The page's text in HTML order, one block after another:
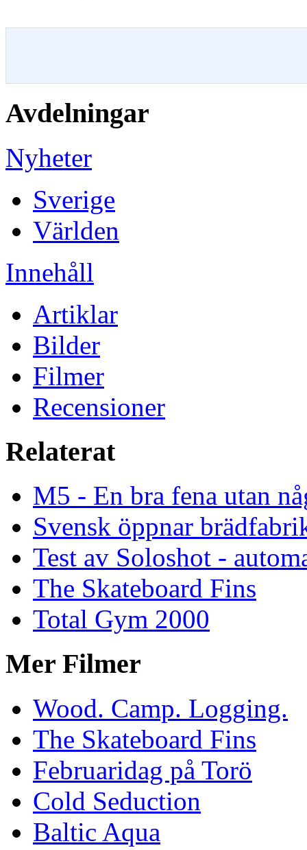
Avdelningar
Nyheter
Sverige
Världen
Innehåll
Artiklar
Bilder
Filmer
Recensioner
Relaterat
M5 - En bra fena utan
Svensk öppnar
Test av Soloshot -
The Skateboard Fins
Total Gym 2000
Mer Filmer
Wood. Camp. Logging.
The Skateboard Fins
Februaridag på Torö
Cold Seduction
Baltic Aqua